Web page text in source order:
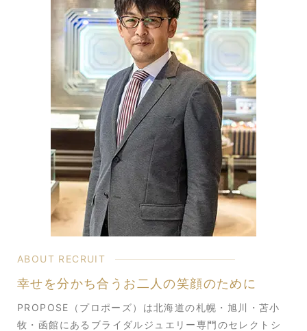
ABOUT RECRUIT
幸せを分かち合うお二人の笑顔のために
PROPOSE（プロポーズ）は北海道の札幌・旭川・苫小
牧・函館にあるブライダルジュエリー専門のセレクトシ